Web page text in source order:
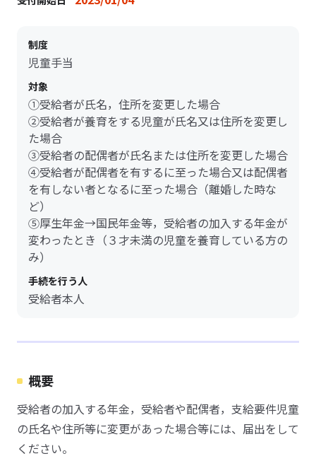
制度
児童手当
対象
①受給者が氏名，住所を変更した場合
②受給者が養育をする児童が氏名又は住所を変更し
た場合
③受給者の配偶者が氏名または住所を変更した場合
④受給者が配偶者を有するに至った場合又は配偶者
を有しない者となるに至った場合（離婚した時な
ど）
⑤厚生年金→国民年金等，受給者の加入する年金が
変わったとき（３才未満の児童を養育している方の
み）
手続を行う人
受給者本人
概要
受給者の加入する年金，受給者や配偶者，支給要件児童
の氏名や住所等に変更があった場合等には、届出をして
ください。